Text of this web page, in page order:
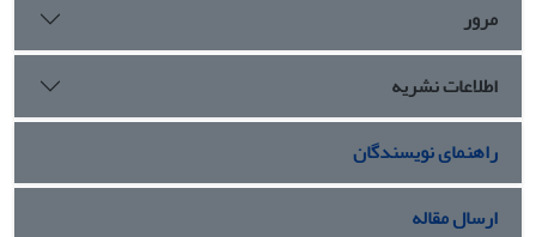
مرور
اطلاعات نشریه
راهنمای نویسندگان
ارسال مقاله